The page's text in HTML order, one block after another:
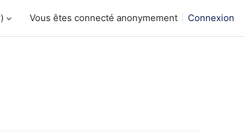
Vous êtes connecté anonymement Connexion